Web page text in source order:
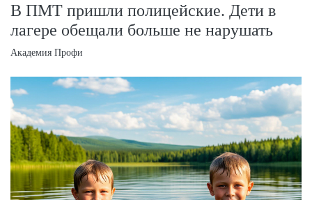
В ПМТ пришли полицейские. Дети в
лагере обещали больше не нарушать
Академия Профи